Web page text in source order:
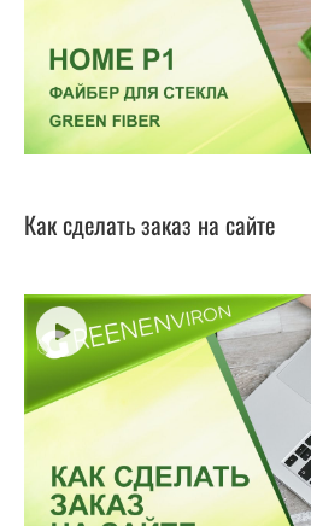
Как сделать заказ на сайте